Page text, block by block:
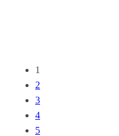
1
2
3
4
5